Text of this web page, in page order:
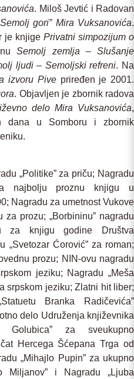
. Miloš Jevtić i Radovan
gori” Mira Vuksanovića.
je knjige Privatni simpozijum o
Semolj zemlja – Slušanje
ljudi – Semoljski refreni. Na
izvoru Pivepriređen je 2001.
. Objavljen je zbornik radova
delo Mira Vuksanovića,
dana u Somboru i zbornik
„Politike” za priču; Nagradu
najbolju proznu knjigu u
Nagradu za umetnost Vukove
prozu; „Borbininu” nagradu
za knjigu godine Društva
„Svetozar Ćorović” za roman;
prozu; NIN-ovu nagradu
jeziku; Nagradu „Meša
srpskom jeziku; Zlatni hit liber;
Branka Radičevića”
delo Udruženja književnika
Golubica” za sveukupno
Hercega Šćepana Trga od
„Mihajlo Pupin” za ukupno
Miljanov” i Nagradu „Ljuba